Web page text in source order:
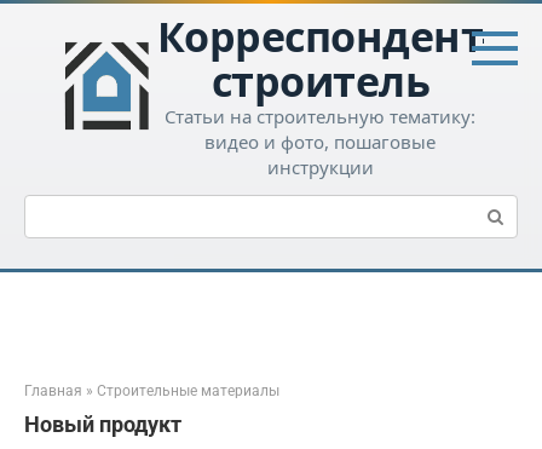
Перейти
контенту
Корреспондент-
строитель
Статьи на строительную тематику:
видео и фото, пошаговые
инструкции
Поиск:
Главная » Строительные материалы
Новый продукт